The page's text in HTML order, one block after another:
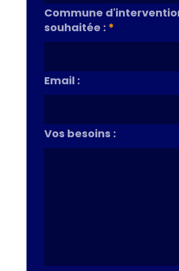
Commune
souhaitée : *
Email :
Vos besoins :